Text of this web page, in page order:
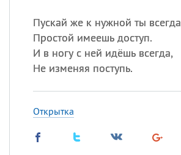
Пускай же к нужной ты всегда
Простой имеешь доступ.
И в ногу с ней идёшь всегда,
Не изменяя поступь.
Открытка